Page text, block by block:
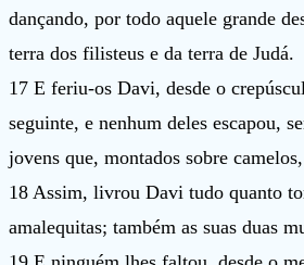
dançando, por todo aquele grande
terra dos filisteus e da terra de Judá.
17 E feriu-os Davi, desde o
seguinte, e nenhum deles escapou,
jovens que, montados sobre
18 Assim, livrou Davi tudo quanto
amalequitas; também as suas duas